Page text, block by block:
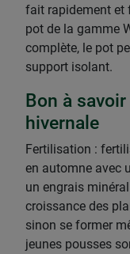
fait rapidement et
pot de la gamme
complète, le pot
support isolant.
Bon à
hivernale
Fertilisation :
en automne avec
un engrais
croissance des
sinon se former
jeunes pousses